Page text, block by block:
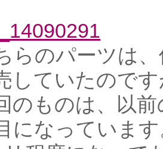
らのパーツは
していたので
のものは、以
になっていま